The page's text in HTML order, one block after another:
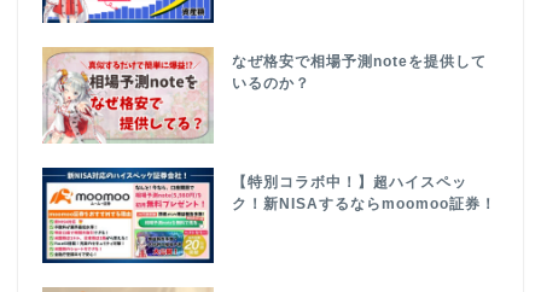
なぜ格安で相場予測noteを提供して
いるのか？
【特別コラボ中！】超ハイスペッ
ク！新NISAするならmoomoo証券！